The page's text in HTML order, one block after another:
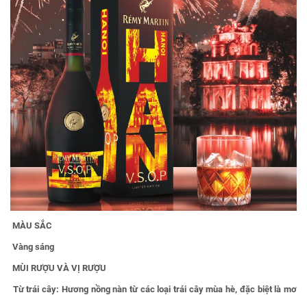
MÀU SẮC
Vàng sáng
MÙI RƯỢU VÀ VỊ RƯỢU
Từ trái cây: Hương nồng nàn từ các loại trái cây mùa hè, đặc biệt là mơ